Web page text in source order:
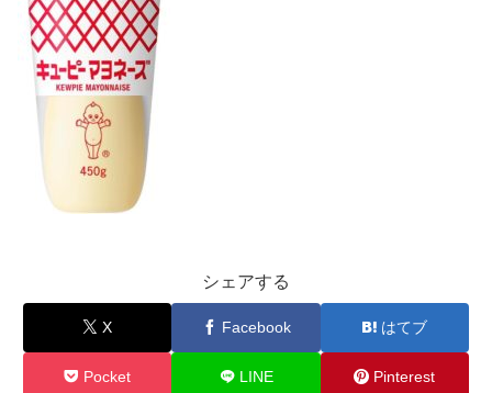
シェアする
X Facebook はてブ
Pocket LINE Pinterest